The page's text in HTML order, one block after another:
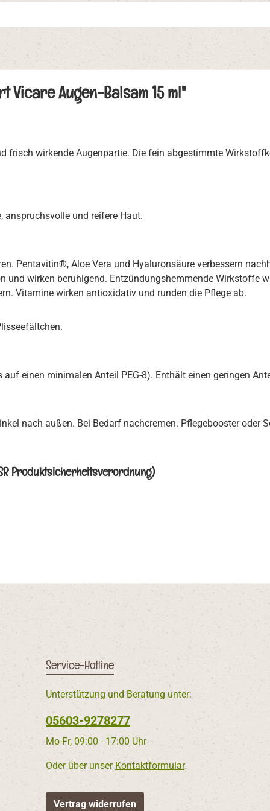
Augen-Balsam 15 ml"
frisch wirkende Augenpartie. Die fein abgestimmte
anspruchsvolle und reifere Haut.
Pentavitin®, Aloe Vera und Hyaluronsäure verbessern
und wirken beruhigend. Entzündungshemmende Wirkstoffe
Vitamine wirken antioxidativ und runden die Pflege ab.
einen minimalen Anteil PEG-8). Enthält einen geringen
nach außen. Bei Bedarf nachcremen. Pflegebooster oder
Produktsicherheitsverordnung)
Service-Hotline
Unterstützung und Beratung unter:
05603-9278277
Mo-Fr, 09:00 - 17:00 Uhr
Oder über unser Kontaktformular.
Vertrag widerrufen